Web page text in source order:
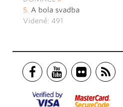
A bola svadba
Videné: 491